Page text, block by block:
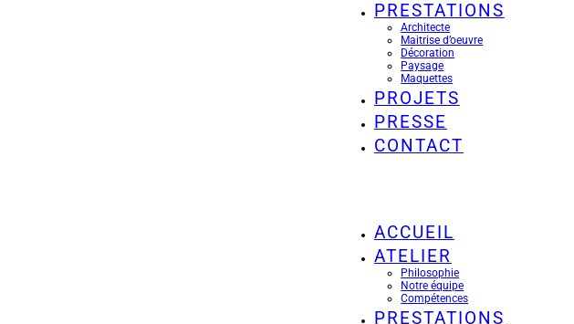
PRESTATIONS
Architecte
Maitrise d’oeuvre
Décoration
Paysage
Maquettes
PROJETS
PRESSE
CONTACT
ACCUEIL
ATELIER
Philosophie
Notre équipe
Compétences
PRESTATIONS